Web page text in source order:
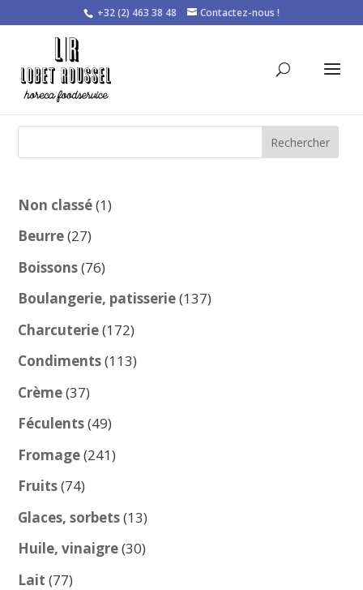
+32 (2) 463 38 48 Contactez-nous !
Rechercher
Non classé 11
Beurre 2727
produits
Boissons 7676
produits
Boulangerie, patisserie 137137
Charcuterie 172172
produits
Condiments 113113
Crème 3737
produits
Féculents 4949
produits
Fromage 241241
Fruits 7474
produits
Glaces, sorbets 1313
produits
Huile, vinaigre 3030
Lait 7777